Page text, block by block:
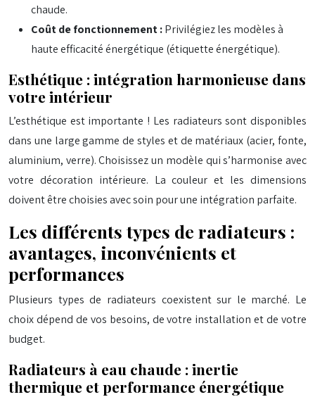
chaude.
Coût de fonctionnement :Privilégiez les modèles à
haute efficacité énergétique (étiquette énergétique).
Esthétique : intégration harmonieuse dans
votre intérieur
L’esthétique est importante ! Les radiateurs sont disponibles
dans une large gamme de styles et de matériaux (acier, fonte,
aluminium, verre). Choisissez un modèle qui s’harmonise avec
votre décoration intérieure. La couleur et les dimensions
doivent être choisies avec soin pour une intégration parfaite.
Les différents types de radiateurs :
avantages, inconvénients et
performances
Plusieurs types de radiateurs coexistent sur le marché. Le
choix dépend de vos besoins, de votre installation et de votre
budget.
Radiateurs à eau chaude : inertie
thermique et performance énergétique